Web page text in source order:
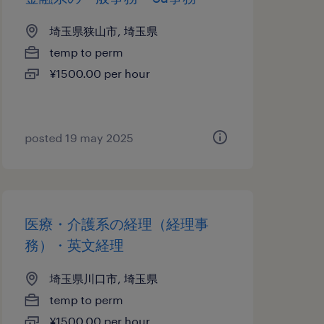
埼玉県狭山市, 埼玉県
temp to perm
¥1500.00 per hour
posted 19 may 2025
医療・介護系の経理（経理事
務）・英文経理
埼玉県川口市, 埼玉県
temp to perm
¥1500.00 per hour